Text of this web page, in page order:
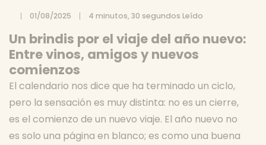
Por
Garcia
01/08/2025 4 minutos, 30 segundos Leído
Un brindis por el viaje del año nuevo:
Entre vinos, amigos y nuevos
comienzos
El calendario nos dice que ha terminado un ciclo,
pero la sensación es muy distinta: no es un cierre,
es el comienzo de un nuevo viaje. El año nuevo no
es solo una página en blanco; es como una buena